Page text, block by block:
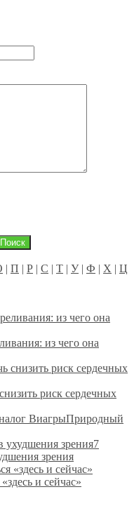
| П | Р | С | Т | У| Ф | Х | Ц
из чего она
риск сердечных
Природный
7
зрения
и сейчас»